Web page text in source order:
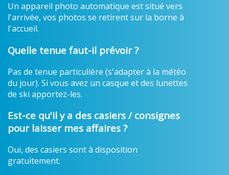
Un appareil photo automatique est situé vers
l'arrivée, vos photos se retirent sur la borne à
l'accueil.
Quelle tenue faut-il prévoir ?
Pas de tenue particulière (s'adapter à la météo
du jour). Si vous avez un casque et des lunettes
de ski apportez-les.
Est-ce qu'il y a des casiers / consignes
pour laisser mes affaires ?
Oui, des casiers sont à disposition
gratuitement.